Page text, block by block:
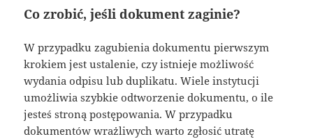
Co zrobić, jeśli dokument zaginie?
W przypadku zagubienia dokumentu pierwszym
krokiem jest ustalenie, czy istnieje możliwość
wydania odpisu lub duplikatu. Wiele instytucji
umożliwia szybkie odtworzenie dokumentu, o ile
jesteś stroną postępowania. W przypadku
dokumentów wrażliwych warto zgłosić utratę